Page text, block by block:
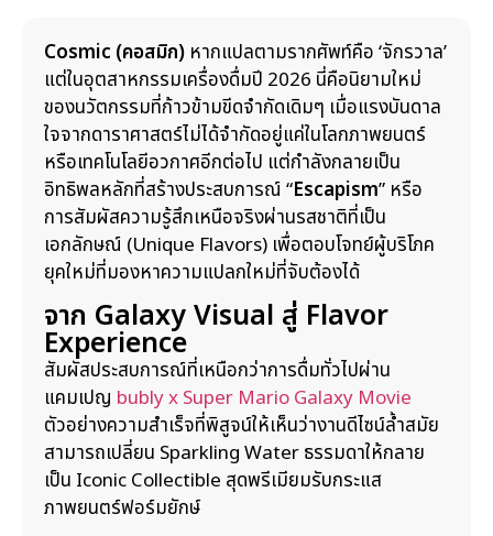
Cosmic (คอสมิก) หากแปลตามรากศัพท์คือ ‘จักรวาล’
แต่ในอุตสาหกรรมเครื่องดื่มปี 2026 นี่คือนิยามใหม่
ของนวัตกรรมที่ก้าวข้ามขีดจำกัดเดิมๆ เมื่อแรงบันดาล
ใจจากดาราศาสตร์ไม่ได้จำกัดอยู่แค่ในโลกภาพยนตร์
หรือเทคโนโลยีอวกาศอีกต่อไป แต่กำลังกลายเป็น
อิทธิพลหลักที่สร้างประสบการณ์ “Escapism” หรือ
การสัมผัสความรู้สึกเหนือจริงผ่านรสชาติที่เป็น
เอกลักษณ์ (Unique Flavors) เพื่อตอบโจทย์ผู้บริโภค
ยุคใหม่ที่มองหาความแปลกใหม่ที่จับต้องได้
จาก Galaxy Visual สู่ Flavor
Experience
สัมผัสประสบการณ์ที่เหนือกว่าการดื่มทั่วไปผ่าน
แคมเปญ bubly x Super Mario Galaxy Movie
ตัวอย่างความสำเร็จที่พิสูจน์ให้เห็นว่างานดีไซน์ล้ำสมัย
สามารถเปลี่ยน Sparkling Water ธรรมดาให้กลาย
เป็น Iconic Collectible สุดพรีเมียมรับกระแส
ภาพยนตร์ฟอร์มยักษ์